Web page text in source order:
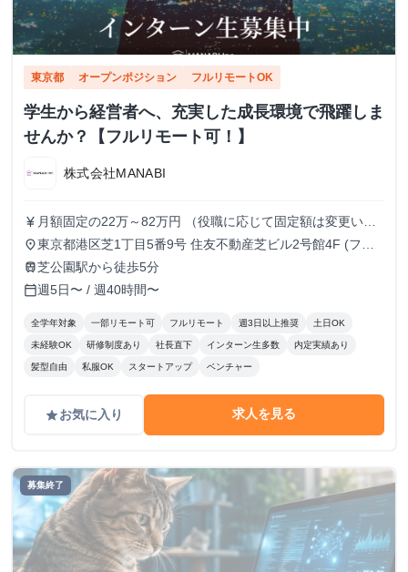
東京都 オープンポジション フルリモートOK
学生から経営者へ、充実した成長環境で飛躍しま
せんか？【フルリモート可！】
株式会社MANABI
currency_yen 月額固定の22万～82万円 （役職に応じて固定額は変更いた
します）
place東京都港区芝1丁目5番9号 住友不動産芝ビル2号館4F (フル
リモート/出勤は自由です)
train芝公園駅から徒歩5分
calendar_today週5日〜 / 週40時間〜
全学年対象 一部リモート可 フルリモート 週3日以上推奨 土日OK
未経験OK 研修制度あり 社長直下 インターン生多数 内定実績あり
髪型自由 私服OK スタートアップ ベンチャー
gradeお気に入り 求人を見る
募集終了